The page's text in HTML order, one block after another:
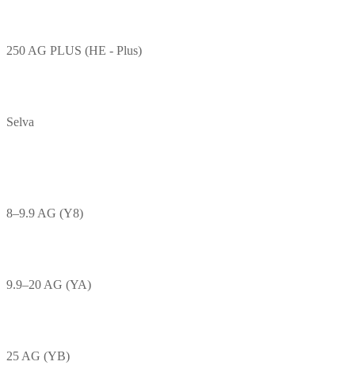
250 AG PLUS (HE - Plus)
Selva
8–9.9 AG (Y8)
9.9–20 AG (YA)
25 AG (YB)